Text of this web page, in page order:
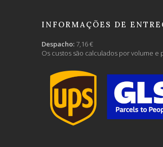
INFORMAÇÕES DE
Despacho: 7,16 €
Os custos são calculados por volume e